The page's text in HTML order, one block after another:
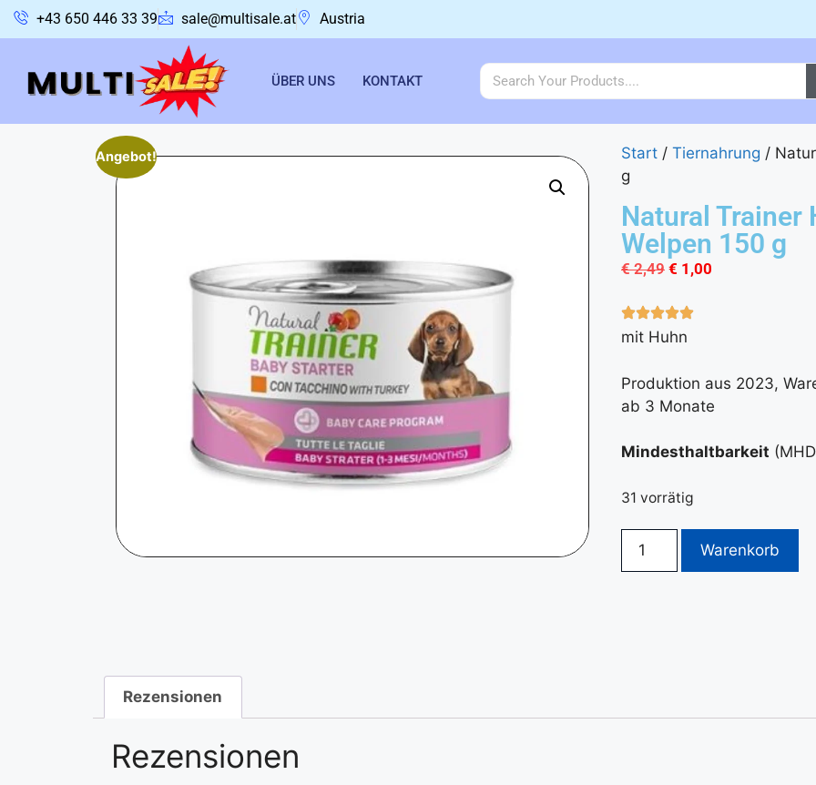
+43 650 446 33 39 sale@multisale.at Austria
ÜBER UNS KONTAKT
Angebot! Start / Tiernahrung /
g
Natural Trainer
Welpen 150 g
€2,49 € 1,00
mit Huhn
Produktion aus 2023,
ab 3 Monate
Mindesthaltbarkeit
31 vorrätig
Warenkorb
Rezensionen
Rezensionen